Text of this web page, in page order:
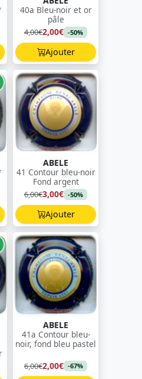
40a Bleu-noir et or
pâle
4,00€2,00€ -50%
Ajouter
ABELE
41 Contour bleu-noir
Fond argent
6,00€3,00€ -50%
Ajouter
ABELE
41a Contour bleu-
noir, fond bleu pastel
6,00€2,00€ -67%